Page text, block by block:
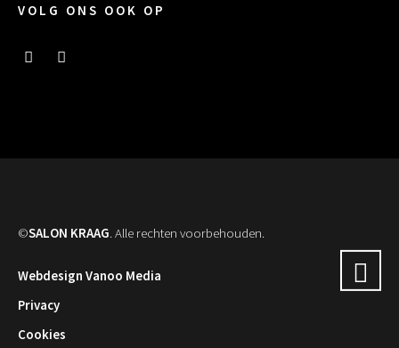
VOLG ONS OOK OP
©SALON KRAAG. Alle rechten voorbehouden.
Webdesign Vanoo Media
Privacy
Cookies